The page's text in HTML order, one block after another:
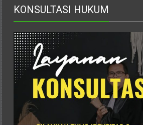
Surakarta,
Mungkid,
Purworejo,
Daerah
Istimewa
Yogyakarta,
Makassar,
Denpasar,
Salatiga,
KONSULTASI HUKUM